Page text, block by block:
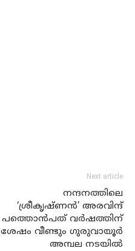
Next article
നന്ദനത്തിലെ
‘ശ്രീകൃഷ്ണൻ’ അരവിന്ദ്
പത്തൊൻപത് വർഷത്തിന്
ശേഷം വീണ്ടും ഗുരുവായൂർ
അമ്പല നടയിൽ